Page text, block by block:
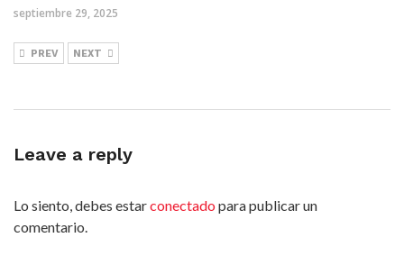
septiembre 29, 2025
PREV NEXT
Leave a reply
Lo siento, debes estarconectado para publicar un
comentario.